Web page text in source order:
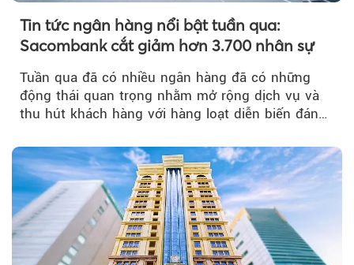
Tin tức ngân hàng nổi bật tuần qua:
Sacombank cắt giảm hơn 3.700 nhân sự
Tuần qua đã có nhiều ngân hàng đã có những
động thái quan trọng nhằm mở rộng dịch vụ và
thu hút khách hàng với hàng loạt diễn biến đáng